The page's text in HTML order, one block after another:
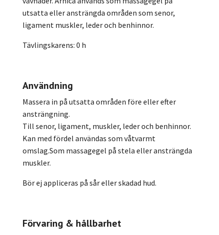
utsatta eller ansträngda områden som senor,
ligament muskler, leder och benhinnor.
Tävlingskarens: 0 h
Användning
Massera in på utsatta områden före eller efter
ansträngning.
Till senor, ligament, muskler, leder och benhinnor.
Kan med fördel användas som våtvarmt
omslag.Som massagegel på stela eller ansträngda
muskler.
Bör ej appliceras på sår eller skadad hud.
Förvaring & hållbarhet